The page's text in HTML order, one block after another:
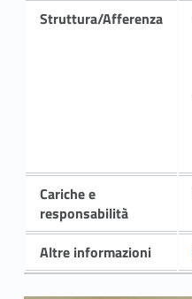
Struttura/Afferenza
Cariche e
responsabilità
Altre informazioni